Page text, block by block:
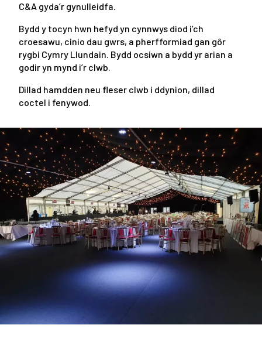
C&A gyda’r gynulleidfa.
Bydd y tocyn hwn hefyd yn cynnwys diod i’ch
croesawu, cinio dau gwrs, a pherfformiad gan gôr
rygbi Cymry Llundain. Bydd ocsiwn a bydd yr arian a
godir yn mynd i’r clwb.
Dillad hamdden neu fleser clwb i ddynion, dillad
coctel i fenywod.